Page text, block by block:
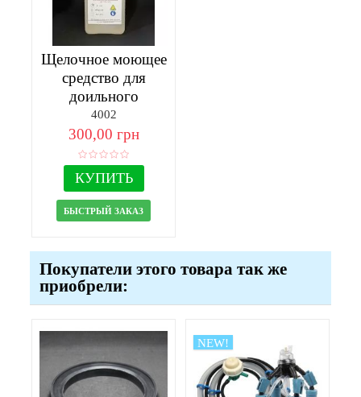
Щелочное моющее
средство для
доильного
оборудования
4002
300,00 грн
КУПИТЬ
БЫСТРЫЙ ЗАКАЗ
Покупатели этого товара так же
приобрели:
NEW!